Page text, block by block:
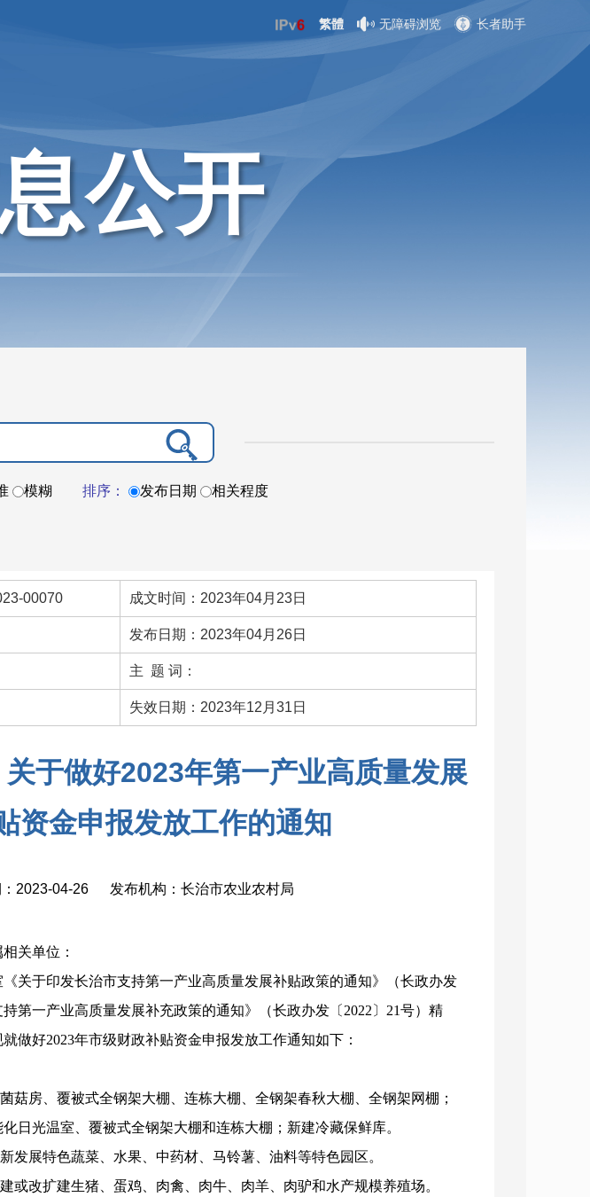
繁體 无障碍浏览 长者助手
公开
模糊 排序： 发布日期 相关程度
00070 成文时间：2023年04月23日
发布日期：2023年04月26日
主 题 词：
失效日期：2023年12月31日
于做好2023年第一产业高质量发展
资金申报发放工作的通知
：2023-04-26 发布机构：长治市农业农村局
关单位：
关于印发长治市支持第一产业高质量发展补贴政策的通知》（长政办发
持第一产业高质量发展补充政策的通知》（长政办发〔2022〕21号）精
做好2023年市级财政补贴资金申报发放工作通知如下：
菇房、覆被式全钢架大棚、连栋大棚、全钢架春秋大棚、全钢架网棚；
日光温室、覆被式全钢架大棚和连栋大棚；新建冷藏保鲜库。
发展特色蔬菜、水果、中药材、马铃薯、油料等特色园区。
或改扩建生猪、蛋鸡、肉禽、肉牛、肉羊、肉驴和水产规模养殖场。